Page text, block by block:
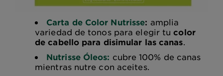
Carta de Color Nutrisse: amplia
variedad de tonos para elegir tucolor
de cabello para disimular las canas.
Nutrisse Óleos: cubre 100% de canas
mientras nutre con aceites.